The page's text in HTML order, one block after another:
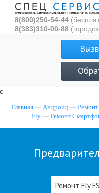
с
8(800)250-54-44
8(383)310-00-88
Главная— Андроид —
Fly— Ремонт
Ремонт Fly